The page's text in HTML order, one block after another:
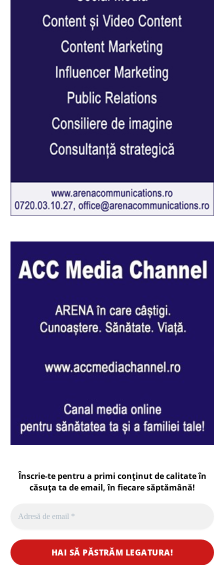
Înscrie-te pentru a primi conținut de calitate în
căsuța ta de email, în fiecaresăptămână!